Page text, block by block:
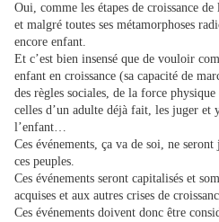
Oui, comme les étapes de croissance
et malgré toutes ses métamorphoses
encore enfant.
Et c’est bien insensé que de vouloir
enfant en croissance (sa capacité de
des règles sociales, de la force
celles d’un adulte déjà fait, les juger
l’enfant…
Ces événements, ça va de soi, ne
ces peuples.
Ces événements seront capitalisés et
acquises et aux autres crises de
Ces événements doivent donc être